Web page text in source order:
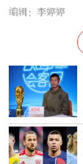
编辑：李婷婷